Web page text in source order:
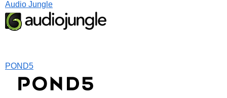
Audio Jungle
POND5